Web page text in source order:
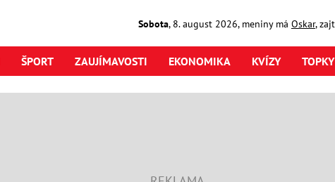
Sobota, 8. august2026, meniny má Oskar,
ŠPORT ZAUJÍMAVOSTI EKONOMIKA KVÍZY